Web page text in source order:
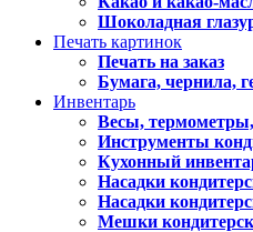
Шоколадная
Печать картинок
Печать на заказ
Бумага, чернила,
Инвентарь
Весы,
Инструменты
Кухонный
Насадки
Насадки
Мешки